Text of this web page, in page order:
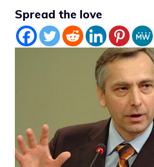
Spread the love